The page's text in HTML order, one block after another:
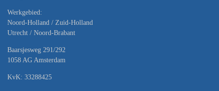
Werkgebied:
Noord-Holland / Zuid-Holland
Utrecht / Noord-Brabant
Baarsjesweg 291/292
1058 AG Amsterdam
KvK: 33288425